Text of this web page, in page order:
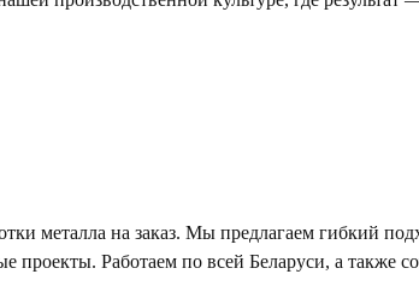
металла на заказ. Мы предлагаем гибкий
Работаем по всей Беларуси, а также